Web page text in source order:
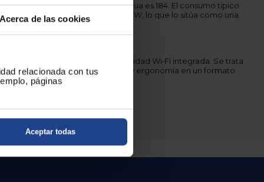
Acerca de las cookies
relacionada con tus
páginas
Aceptar todas
la clasificación energética antigua es 184. El consumo típico
y el consumo máximo alcanza 22 W, lo que lo sitúa como una
No dispone de conectividad Wi‑Fi integrada. Se trata
buscan rendimiento visual y ergonomía en un formato